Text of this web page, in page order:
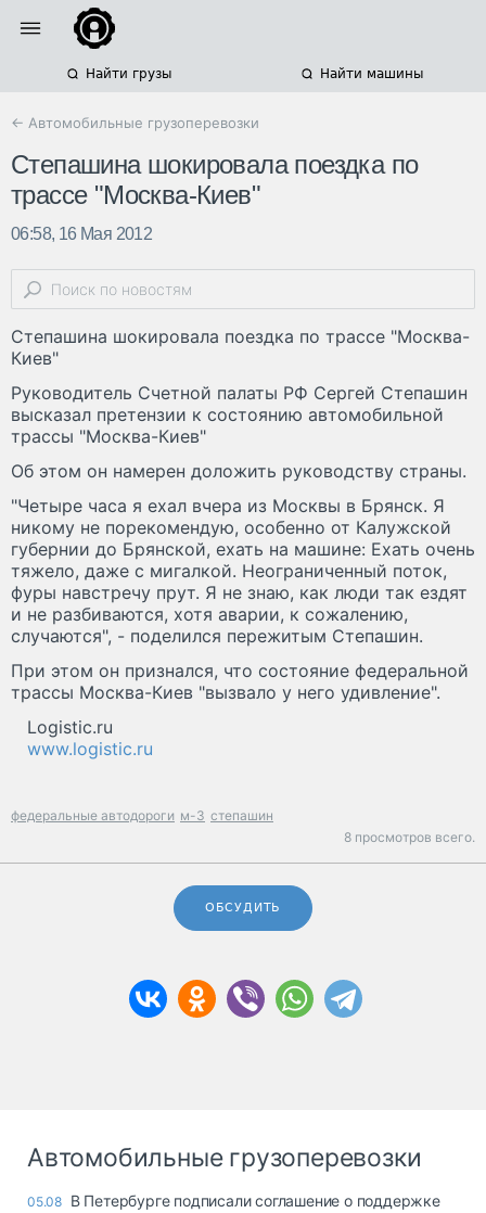
Найти грузы Найти машины
← Автомобильные грузоперевозки
Степашина шокировала поездка по
трассе "Москва-Киев"
06:58, 16 Мая 2012
Степашина шокировала поездка по трассе "Москва-
Киев"
Руководитель Счетной палаты РФ Сергей Степашин
высказал претензии к состоянию автомобильной
трассы "Москва-Киев"
Об этом он намерен доложить руководству страны.
"Четыре часа я ехал вчера из Москвы в Брянск. Я
никому не порекомендую, особенно от Калужской
губернии до Брянской, ехать на машине: Ехать очень
тяжело, даже с мигалкой. Неограниченный поток,
фуры навстречу прут. Я не знаю, как люди так ездят
и не разбиваются, хотя аварии, к сожалению,
случаются", - поделился пережитым Степашин.
При этом он признался, что состояние федеральной
трассы Москва-Киев "вызвало у него удивление".
Logistic.ru
www.logistic.ru
федеральные автодороги м-3 степашин
8 просмотров всего.
ОБСУДИТЬ
Автомобильные грузоперевозки
05.08 В Петербурге подписали соглашение о поддержке